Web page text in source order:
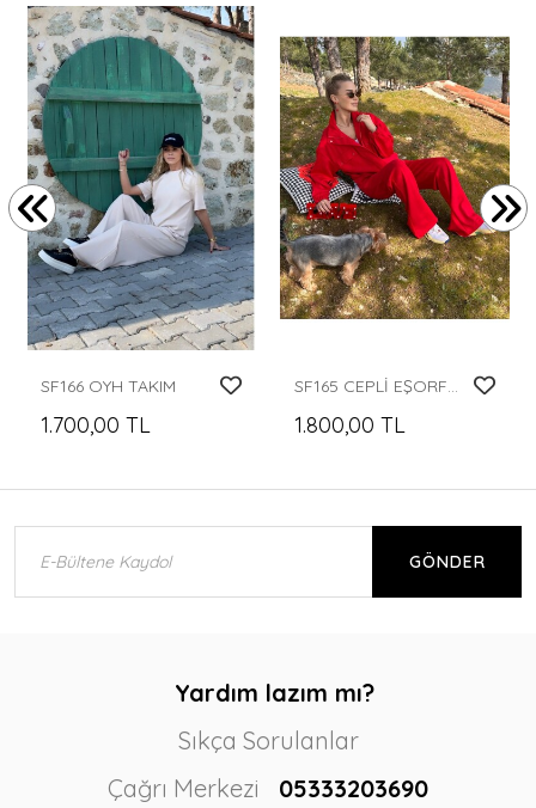
SF166 OYH TAKIM
1.700,00 TL 1.800,00 TL
GÖNDER
Yardım lazım mı?
Sıkça Sorulanlar
Çağrı Merkezi
05333203690